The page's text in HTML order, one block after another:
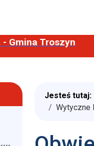
Gmina Troszyn
Jesteś tutaj:
Wytyczne